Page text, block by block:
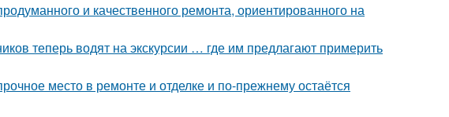
и качественного ремонта, ориентированного на
теперь водят на экскурсии … где им предлагают примерить
место в ремонте и отделке и по-прежнему остаётся